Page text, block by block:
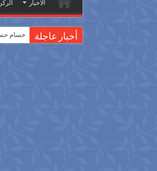
الاخبار
أخبار عاجلة حسام